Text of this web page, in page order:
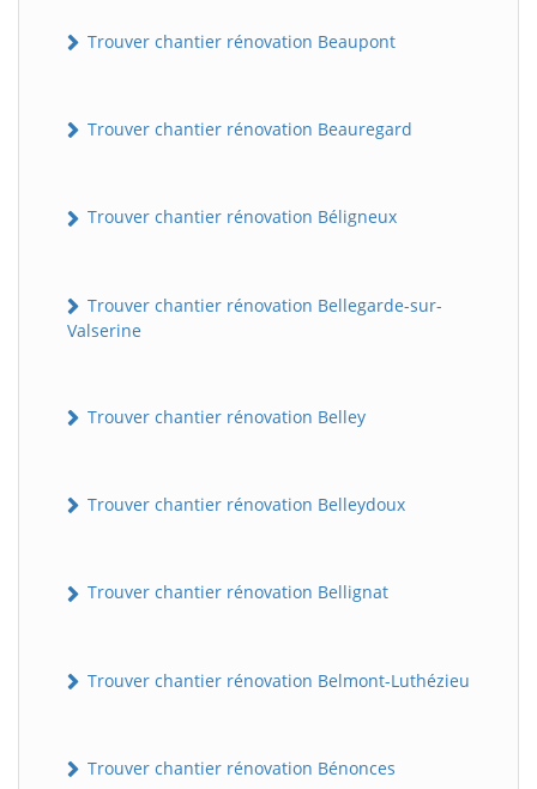
Trouver chantier rénovation Beaupont
Trouver chantier rénovation Beauregard
Trouver chantier rénovation Béligneux
Trouver chantier rénovation Bellegarde-sur-
Valserine
Trouver chantier rénovation Belley
Trouver chantier rénovation Belleydoux
Trouver chantier rénovation Bellignat
Trouver chantier rénovation Belmont-Luthézieu
Trouver chantier rénovation Bénonces